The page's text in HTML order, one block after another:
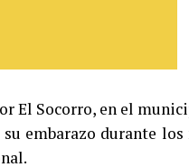
El Socorro, en el
embarazo durante los